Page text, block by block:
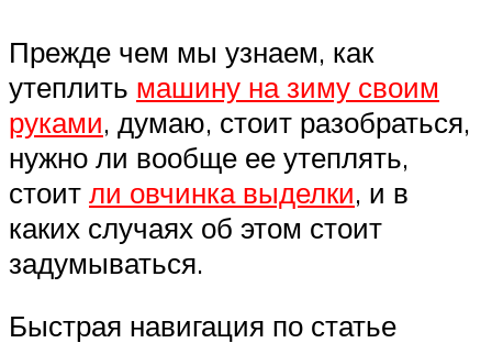
Прежде чем мы узнаем, как
утеплить машину на зиму своим
руками, думаю, стоит разобраться,
нужно ли вообще ее утеплять,
стоит ли овчинка выделки, и в
каких случаях об этом стоит
задумываться.
Быстрая навигация по статье